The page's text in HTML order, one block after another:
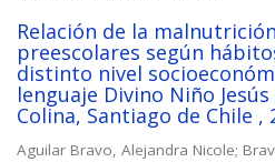
Relación de la
preescolares según
distinto nivel
lenguaje Divino Niño
Colina, Santiago de Chile ,
Aguilar Bravo, Alejandra Nicole;